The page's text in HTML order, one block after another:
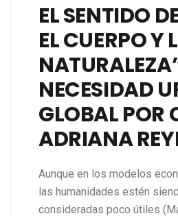
EL SENTIDO
EL CUERPO Y
NECESIDAD
GLOBAL POR
ADRIANA
Aunque en los modelos
las humanidades estén
consideradas poco útiles